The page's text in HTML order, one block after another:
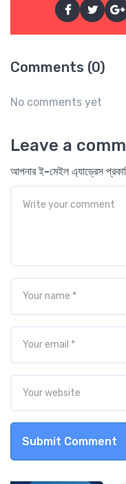
Comments (0)
No comments yet
Leave a
আপনার ই-মেইল এ্যাড্রেস
Submit Comment